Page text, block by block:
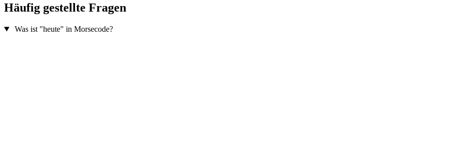
Häufig gestellte Fragen
Was ist "heute" in Morsecode?